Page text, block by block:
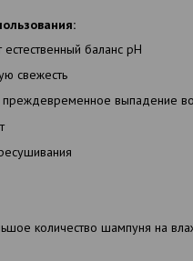
естественный баланс pH
свежесть
выпадение
количество шампуня на